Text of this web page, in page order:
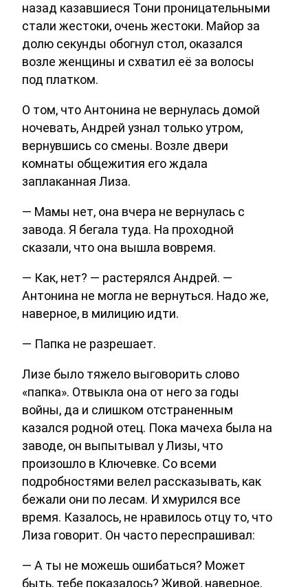
назад казавшиеся Тони проницательными
стали жестоки, очень жестоки. Майор за
долю секунды обогнул стол, оказался
возле женщины и схватил её за волосы
под платком.
О том, что Антонина не вернулась домой
ночевать, Андрей узнал только утром,
вернувшись со смены. Возле двери
комнаты общежития его ждала
заплаканная Лиза.
— Мамы нет, она вчера не вернулась с
завода. Я бегала туда. На проходной
сказали, что она вышла вовремя.
— Как, нет? — растерялся Андрей. —
Антонина не могла не вернуться. Надо же,
наверное, в милицию идти.
— Папка не разрешает.
Лизе было тяжело выговорить слово
«папка». Отвыкла она от него за годы
войны, да и слишком отстраненным
казался родной отец. Пока мачеха была на
заводе, он выпытывал у Лизы, что
произошло в Ключевке. Со всеми
подробностями велел рассказывать, как
бежали они по лесам. И хмурился все
время. Казалось, не нравилось отцу то, что
Лиза говорит. Он часто переспрашивал:
— А ты не можешь ошибаться? Может
быть, тебе показалось? Живой, наверное,